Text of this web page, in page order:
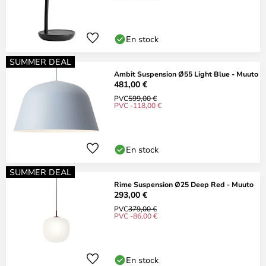
En stock
SUMMER DEAL
Ambit Suspension Ø55 Light Blue - Muuto
481,00 €
PVC599,00 €
PVC -118,00 €
En stock
SUMMER DEAL
Rime Suspension Ø25 Deep Red - Muuto
293,00 €
PVC379,00 €
PVC -86,00 €
En stock